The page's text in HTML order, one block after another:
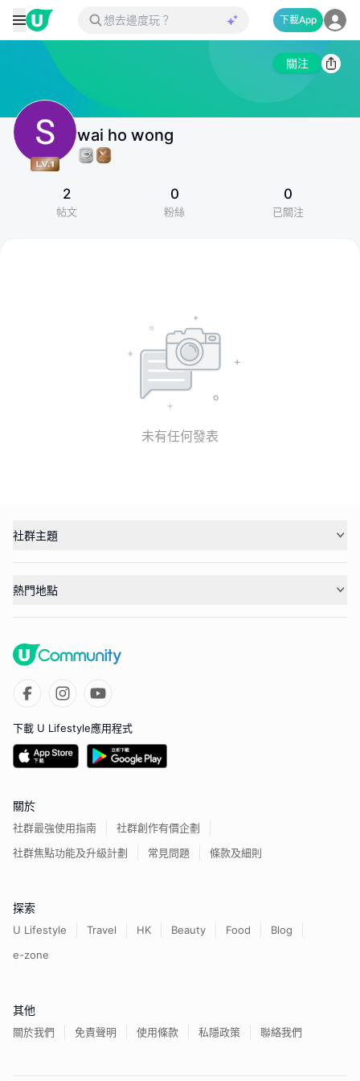
下載App
關注
wai ho wong
2
帖文
0
粉絲
0
已關注
未有任何發表
社群主題
熱門地點
下載 U Lifestyle應用程式
關於
社群最強使用指南
社群創作有價企劃
社群焦點功能及升級計劃
常見問題 條款及細則
探索
U Lifestyle Travel HK Beauty Food
Blog
e-zone
其他
關於我們 免責聲明 使用條款 私隱政策 聯絡我們